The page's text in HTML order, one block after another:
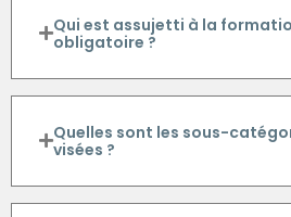
Qui est assujetti à la
obligatoire ?
Quelles sont les sous-
visées ?